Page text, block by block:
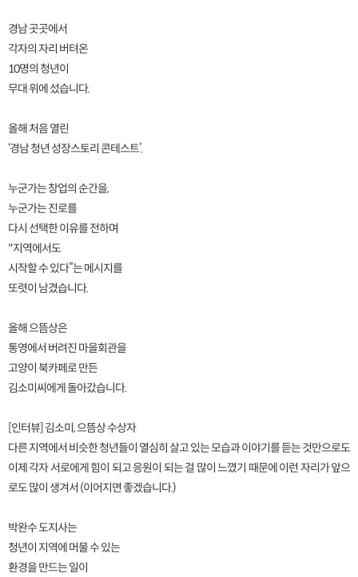
경남 곳곳에서
각자의 자리 버텨온
10명의 청년이
무대 위에 섰습니다.
올해 처음 열린
‘경남 청년 성장스토리 콘테스트’.
누군가는 창업의 순간을,
누군가는 진로를
다시 선택한 이유를 전하며
"지역에서도
시작할 수 있다”는 메시지를
또렷이 남겼습니다.
올해 으뜸상은
통영에서 버려진 마을회관을
고양이 북카페로 만든
김소미씨에게 돌아갔습니다.
[인터뷰] 김소미, 으뜸상 수상자
다른 지역에서 비슷한 청년들이 열심히 살고 있는 모습과 이야기를 듣는 것만으로도
이제 각자 서로에게 힘이 되고 응원이 되는 걸 많이 느꼈기 때문에 이런 자리가 앞으
로도 많이 생겨서 (이어지면 좋겠습니다.)
박완수 도지사는
청년이 지역에 머물 수 있는
환경을 만드는 일이